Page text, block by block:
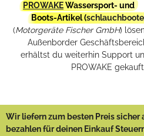
PROWAKEWassersport- und
Boots-Artikel (
(Motorgeräte Fischer GmbH)
Außenborder
erhältst du weiterhin Support
PROWAKE
Wir liefern zum besten Preis sicher
bezahlen für deinen Einkauf